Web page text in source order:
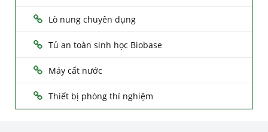
Lò nung chuyên dụng
Tủ an toàn sinh học Biobase
Máy cất nước
Thiết bị phòng thí nghiệm